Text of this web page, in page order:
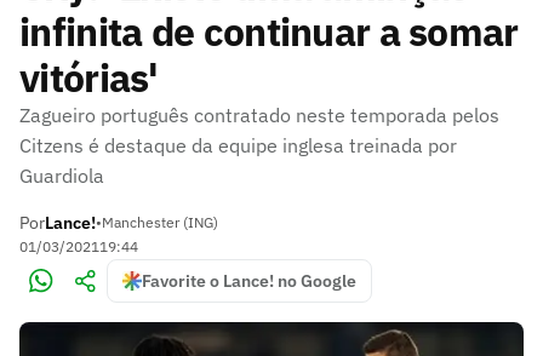
infinita de continuar a somar
vitórias'
Zagueiro português contratado neste temporada pelos
Citzens é destaque da equipe inglesa treinada por
Guardiola
PorLance!•Manchester (ING)
01/03/202119:44
Favorite o Lance! no Google